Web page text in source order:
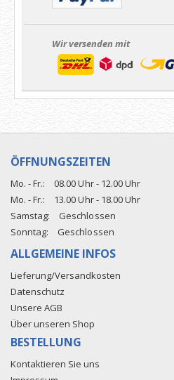
Wir versenden mit
ÖFFNUNGSZEITEN
Mo. - Fr.:
08.00 Uhr - 12.00 Uhr
Mo. - Fr.:
13.00 Uhr - 18.00 Uhr
Samstag:
Geschlossen
Sonntag:
Geschlossen
ALLGEMEINE INFOS
Lieferung/Versandkosten
Datenschutz
Unsere AGB
Über unseren Shop
BESTELLUNG
Kontaktieren Sie uns